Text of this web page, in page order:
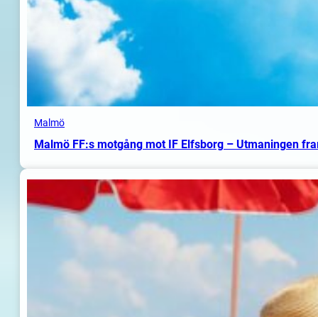
Malmö
Malmö FF:s motgång mot IF Elfsborg – Utmaningen